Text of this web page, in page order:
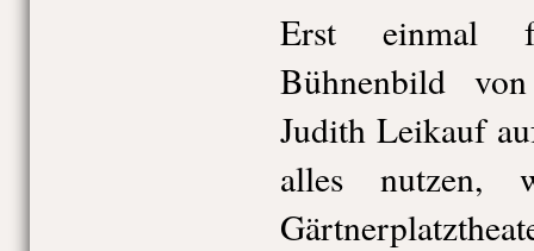
Erst einmal
Bühnenbild
Judith Leikauf
alles nutzen,